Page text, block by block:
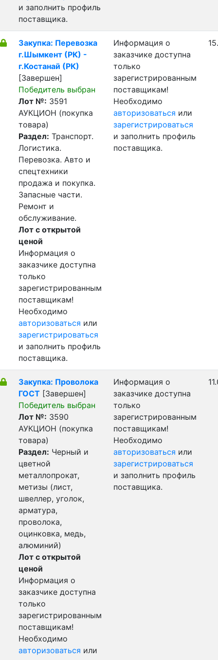
и заполнить профиль
поставщика.
Закупка: Перевозка
г.Шымкент (РК) -
г.Костанай (РК)
[Завершен]
Победитель выбран
Лот №: 3591
АУКЦИОН (покупка
товара)
Раздел: Транспорт.
Логистика.
Перевозка. Авто и
спецтехники
продажа и покупка.
Запасные части.
Ремонт и
обслуживание.
Лот с открытой
ценой
Информация о
заказчике доступна
только
зарегистрированным
поставщикам!
Необходимо
авторизоваться или
зарегистрироваться
и заполнить профиль
поставщика.
Информация о
заказчике доступна
только
зарегистрированным
поставщикам!
Необходимо
авторизоваться или
зарегистрироваться
и заполнить профиль
поставщика.
Закупка: Проволока
ГОСТ [Завершен]
Победитель выбран
Лот №: 3590
АУКЦИОН (покупка
товара)
Раздел: Черный и
цветной
металлопрокат,
метизы (лист,
швеллер, уголок,
арматура,
проволока,
оцинковка, медь,
алюминий)
Лот с открытой
ценой
Информация о
заказчике доступна
только
зарегистрированным
поставщикам!
Необходимо
авторизоваться или
Информация о
заказчике доступна
только
зарегистрированным
поставщикам!
Необходимо
авторизоваться или
зарегистрироваться
и заполнить профиль
поставщика.